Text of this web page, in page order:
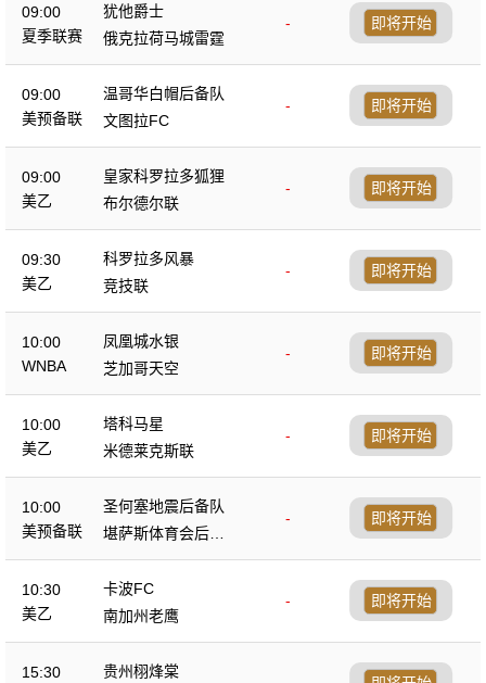
09:00
夏季联赛
犹他爵士
-
俄克拉荷马城雷霆
即将开始
09:00
美预备联
温哥华白帽后备队
-
文图拉FC
即将开始
09:00
美乙
皇家科罗拉多狐狸
-
布尔德尔联
即将开始
09:30
美乙
科罗拉多风暴
-
竞技联
即将开始
10:00
WNBA
凤凰城水银
-
芝加哥天空
即将开始
10:00
美乙
塔科马星
-
米德莱克斯联
即将开始
10:00
美预备联
圣何塞地震后备队
-
堪萨斯体育会后备
队
即将开始
10:30
美乙
卡波FC
-
南加州老鹰
即将开始
15:30
贵州栩烽棠